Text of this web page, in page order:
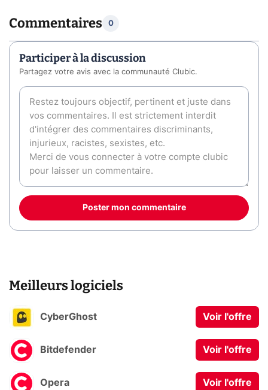
Commentaires 0
Participer à la discussion
Partagez votre avis avec la communauté Clubic.
Poster mon commentaire
Meilleurs logiciels
CyberGhost Voir l'offre
Bitdefender Voir l'offre
Opera Voir l'offre